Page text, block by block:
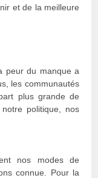
et de la meilleure
peur du manque a
les communautés
plus grande de
politique, nos
nos modes de
connue. Pour la